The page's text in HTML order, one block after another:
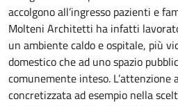
accolgono all’ingresso pazienti e
Molteni Architetti ha infatti
un ambiente caldo e ospitale, più
domestico che ad uno spazio
comunemente inteso. L’attenzione
concretizzata ad esempio nella